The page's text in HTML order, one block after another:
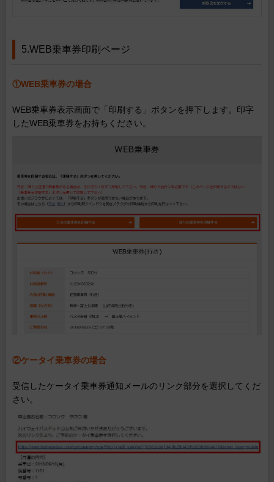
5.WEB乗車券印刷ページ
①WEB乗車券の場合
WEB乗車券表示画面で「印刷する」ボタンを押下します。印字
したWEB乗車券をお持ちください。
②ケータイ乗車券の場合
受信したケータイ乗車券通知メールのリンク部分を選択してくだ
さい。